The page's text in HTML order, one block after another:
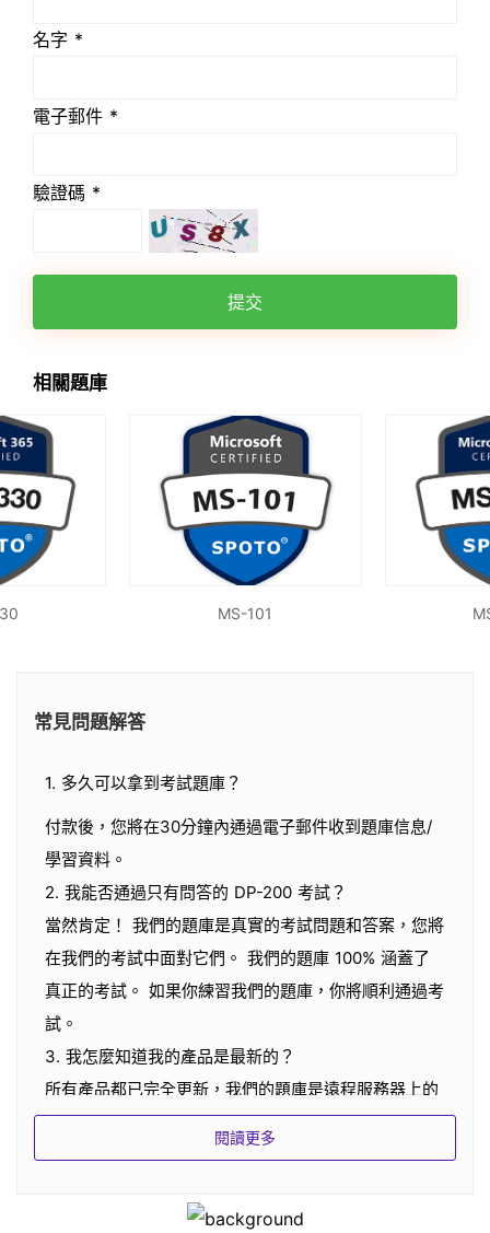
名字 *
電子郵件 *
驗證碼 *
提交
相關題庫
MS-101
常見問題解答
1. 多久可以拿到考試題庫？
付款後，您將在30分鐘內通過電子郵件收到題庫信息/
學習資料。
2. 我能否通過只有問答的 DP-200 考試？
當然肯定！ 我們的題庫是真實的考試問題和答案，您將
在我們的考試中面對它們。 我們的題庫 100% 涵蓋了
真正的考試。 如果你練習我們的題庫，你將順利通過考
試。
3. 我怎麼知道我的產品是最新的？
所有產品都已完全更新，我們的題庫是遠程服務器上的
最新版本。 如果題庫有更新，我們的服務會通過郵件通
知您，服務器也會在您練習題庫時溫暖您。
我們所有的產品每週都會由產品經理審核。 如果任何認
閱讀更多